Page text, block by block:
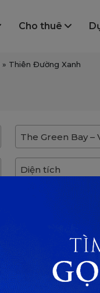
Cho thuê
» Thiên Đường Xanh
The Green Bay –
Diện tích